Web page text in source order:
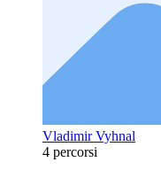
Vladimir Vyhnal
4 percorsi